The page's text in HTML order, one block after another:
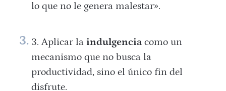
lo que no le genera malestar».
Aplicar la indulgenciacomo un
mecanismo que no busca la
productividad, sino el único fin del
disfrute.